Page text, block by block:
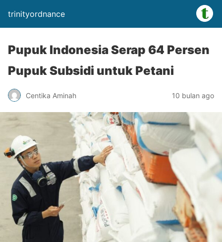
trinityordnance
Pupuk Indonesia Serap 64 Persen
Pupuk Subsidi untuk Petani
Centika Aminah 10 bulan ago